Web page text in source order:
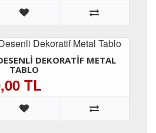
DEKORATIF METAL
TABLO
TL